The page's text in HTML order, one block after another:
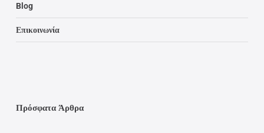
Blog
Επικοινωνία
Πρόσφατα Άρθρα